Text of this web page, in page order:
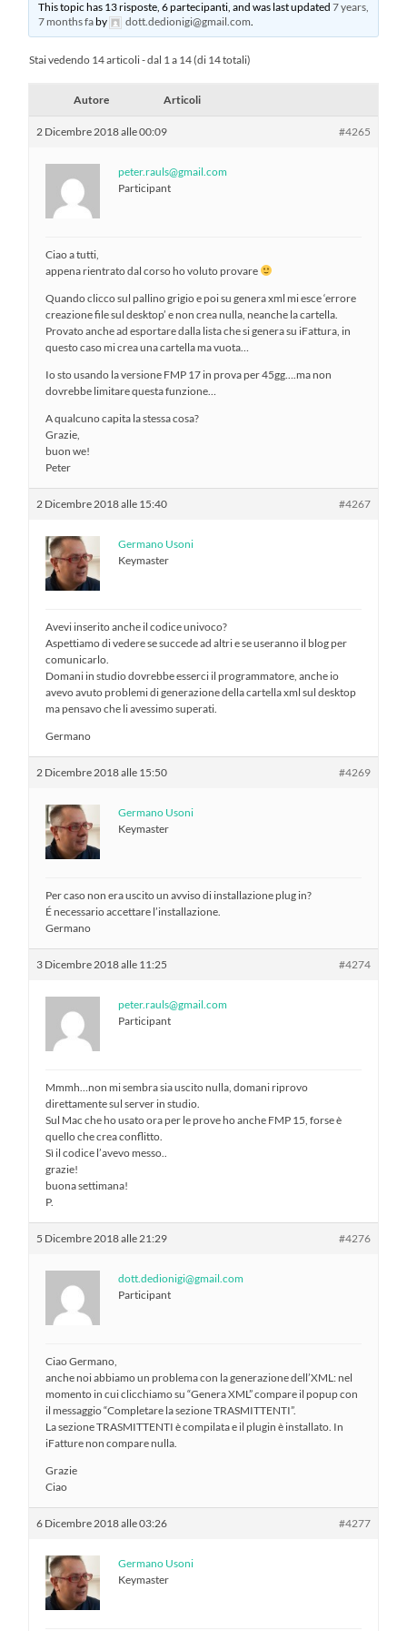
This topic has 13 risposte, 6 partecipanti, and was last updated 7 years,
7 months faby dott.dedionigi@gmail.com
Stai vedendo 14 articoli - dal 1 a 14 (di 14 totali)
Autore Articoli
2 Dicembre 2018 alle 00:09 #4265
peter.rauls@gmail.com
Participant
Ciao a tutti,
appena rientrato dal corso ho voluto provare
Quando clicco sul pallino grigio e poi su genera xml mi esce ‘errore
creazione file sul desktop’ e non crea nulla, neanche la cartella.
Provato anche ad esportare dalla lista che si genera su iFattura, in
questo caso mi crea una cartella ma vuota…
Io sto usando la versione FMP 17 in prova per 45gg….ma non
dovrebbe limitare questa funzione…
A qualcuno capita la stessa cosa?
Grazie,
buon we!
Peter
2 Dicembre 2018 alle 15:40 #4267
Germano Usoni
Keymaster
Avevi inserito anche il codice univoco?
Aspettiamo di vedere se succede ad altri e se useranno il blog per
comunicarlo.
Domani in studio dovrebbe esserci il programmatore, anche io
avevo avuto problemi di generazione della cartella xml sul desktop
ma pensavo che li avessimo superati.
Germano
2 Dicembre 2018 alle 15:50 #4269
Germano Usoni
Keymaster
Per caso non era uscito un avviso di installazione plug in?
É necessario accettare l’installazione.
Germano
3 Dicembre 2018 alle 11:25 #4274
peter.rauls@gmail.com
Participant
Mmmh…non mi sembra sia uscito nulla, domani riprovo
direttamente sul server in studio.
Sul Mac che ho usato ora per le prove ho anche FMP 15, forse è
quello che crea conflitto.
Sì il codice l’avevo messo..
grazie!
buona settimana!
P.
5 Dicembre 2018 alle 21:29 #4276
dott.dedionigi@gmail.com
Participant
Ciao Germano,
anche noi abbiamo un problema con la generazione dell’XML: nel
momento in cui clicchiamo su “Genera XML” compare il popup con
il messaggio “Completare la sezione TRASMITTENTI”.
La sezione TRASMITTENTI è compilata e il plugin è installato. In
iFatture non compare nulla.
Grazie
Ciao
6 Dicembre 2018 alle 03:26 #4277
Germano Usoni
Keymaster